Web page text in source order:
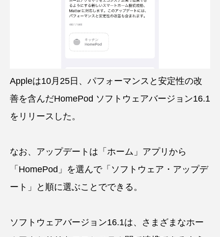
Appleは10月25日、パフォーマンスと安定性の改
善を含んだHomePod ソフトウェアバージョン16.1
をリリースした。
なお、アップデートは「ホーム」アプリから
「HomePod」を選んで「ソフトウェア・アップデ
ート」と順に選ぶことでできる。
ソフトウェアバージョン16.1は、さまざまなホー